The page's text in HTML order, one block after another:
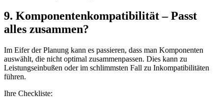
9. Komponentenkompatibilität – Passt
alles zusammen?
Im Eifer der Planung kann es passieren, dass man Komponenten
auswählt, die nicht optimal zusammenpassen. Dies kann zu
Leistungseinbußen oder im schlimmsten Fall zu Inkompatibilitäten
führen.
Ihre Checkliste: